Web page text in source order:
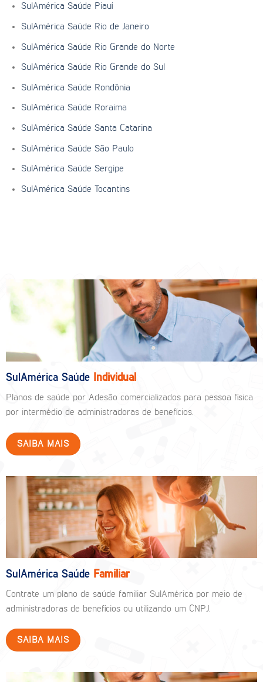
SulAmérica Saúde Piauí
SulAmérica Saúde Rio de Janeiro
SulAmérica Saúde Rio Grande do Norte
SulAmérica Saúde Rio Grande do Sul
SulAmérica Saúde Rondônia
SulAmérica Saúde Roraima
SulAmérica Saúde Santa Catarina
SulAmérica Saúde São Paulo
SulAmérica Saúde Sergipe
SulAmérica Saúde Tocantins
SulAmérica Saúde Individual
Planos de saúde por Adesão comercializados para pessoa física
por intermédio de administradoras de benefícios.
SAIBA MAIS
SulAmérica Saúde Familiar
Contrate um plano de saúde familiar SulAmérica por meio de
administradoras de benefícios ou utilizando um CNPJ.
SAIBA MAIS